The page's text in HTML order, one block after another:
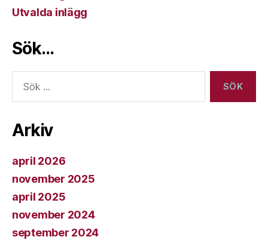
Utvalda inlägg
Sök…
efter:
Arkiv
april 2026
november 2025
april 2025
november 2024
september 2024